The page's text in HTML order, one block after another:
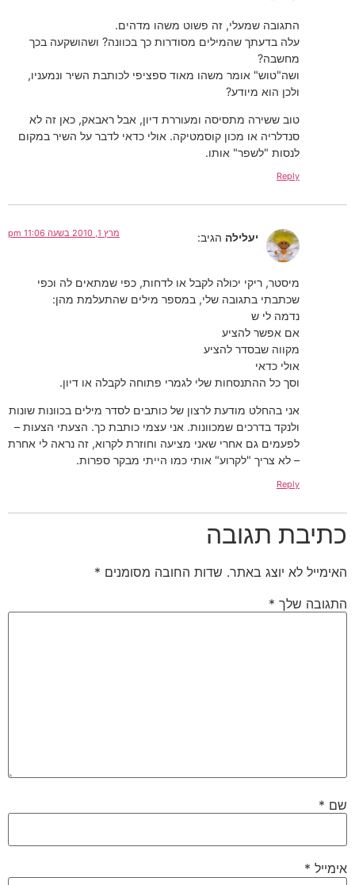
התגובה שמעלי, זה פשוט משהו מדהים.
עלה בדעתך שהמילים מסודרות כך בכוונה? ושהושקעה בכך
מחשבה?
ושה"טוש" אומר משהו מאוד ספציפי לכותבת השיר ונמעניו,
ולכן הוא מיודע?
טוב ששירה מתסיסה ומעוררת דיון, אבל ראבאק, כאן זה לא
סנדלריה או מכון קוסמטיקה. אולי כדאי לדבר על השיר במקום
לנסות "לשפר" אותו.
Reply
יעלילה הגיב: מרץ 1, 2010 בשעה 11:06 pm
מיסטר, ריקי יכולה לקבל או לדחות, כפי שמתאים לה וכפי
שכתבתי בתגובה שלי, במספר מילים שהתעלמת מהן:
נדמה לי ש
אם אפשר להציע
מקווה שבסדר להציע
אולי כדאי
וסך כל ההתנסחות שלי לגמרי פתוחה לקבלה או דיון.
אני בהחלט מודעת לרצון של כותבים לסדר מילים בכוונות שונות
ולנקד בדרכים שמכוונות. אני עצמי כותבת כך. הצעתי הצעות –
לפעמים גם אחרי שאני מציעה וחוזרת לקרוא, זה נראה לי אחרת
– לא צריך "לקרוע" אותי כמו הייתי מבקר ספרות.
Reply
כתיבת תגובה
האימייל לא יוצג באתר. שדות החובה מסומנים *
התגובה שלך *
שם *
אימייל *